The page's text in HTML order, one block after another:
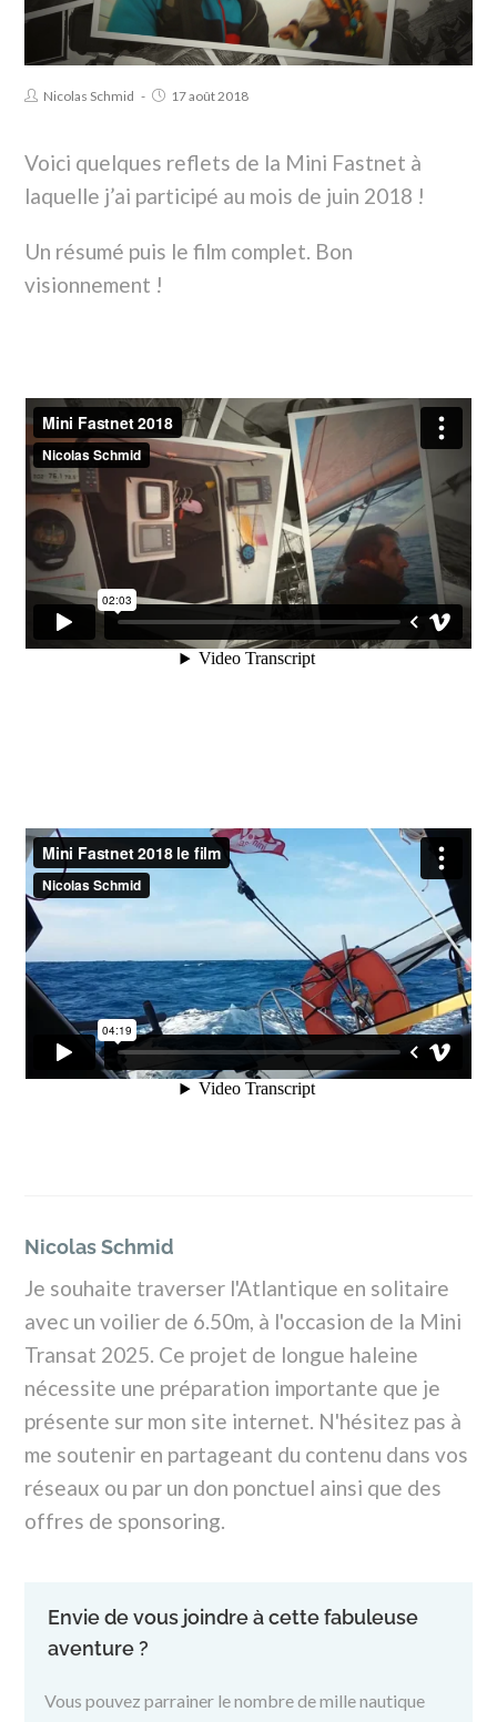
Nicolas Schmid 17 août 2018
Voici quelques reflets de la Mini Fastnet à
laquelle j’ai participé au mois de juin 2018 !
Un résumé puis le film complet. Bon
visionnement !
Nicolas Schmid
Je souhaite traverser l'Atlantique en solitaire
avec un voilier de 6.50m, à l'occasion de la Mini
Transat 2025. Ce projet de longue haleine
nécessite une préparation importante que je
présente sur mon site internet. N'hésitez pas à
me soutenir en partageant du contenu dans vos
réseaux ou par un don ponctuel ainsi que des
offres de sponsoring.
Envie de vous joindre à cette fabuleuse
aventure ?
Vous pouvez parrainer le nombre de mille nautique